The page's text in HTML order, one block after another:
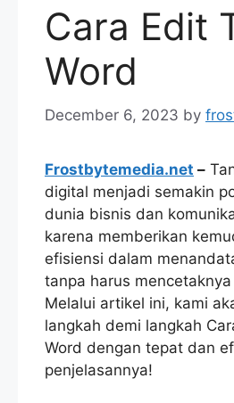
Cara Edit
Word
December 6, 2023 by
Frostbytemedia.net –
digital menjadi semakin
dunia bisnis dan
karena memberikan
efisiensi dalam
tanpa harus
Melalui artikel ini, kami
langkah demi langkah
Word dengan tepat dan
penjelasannya!